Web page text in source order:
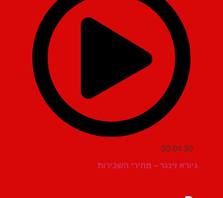
00:01:30
גיורא זינגר – מחירי השכירות